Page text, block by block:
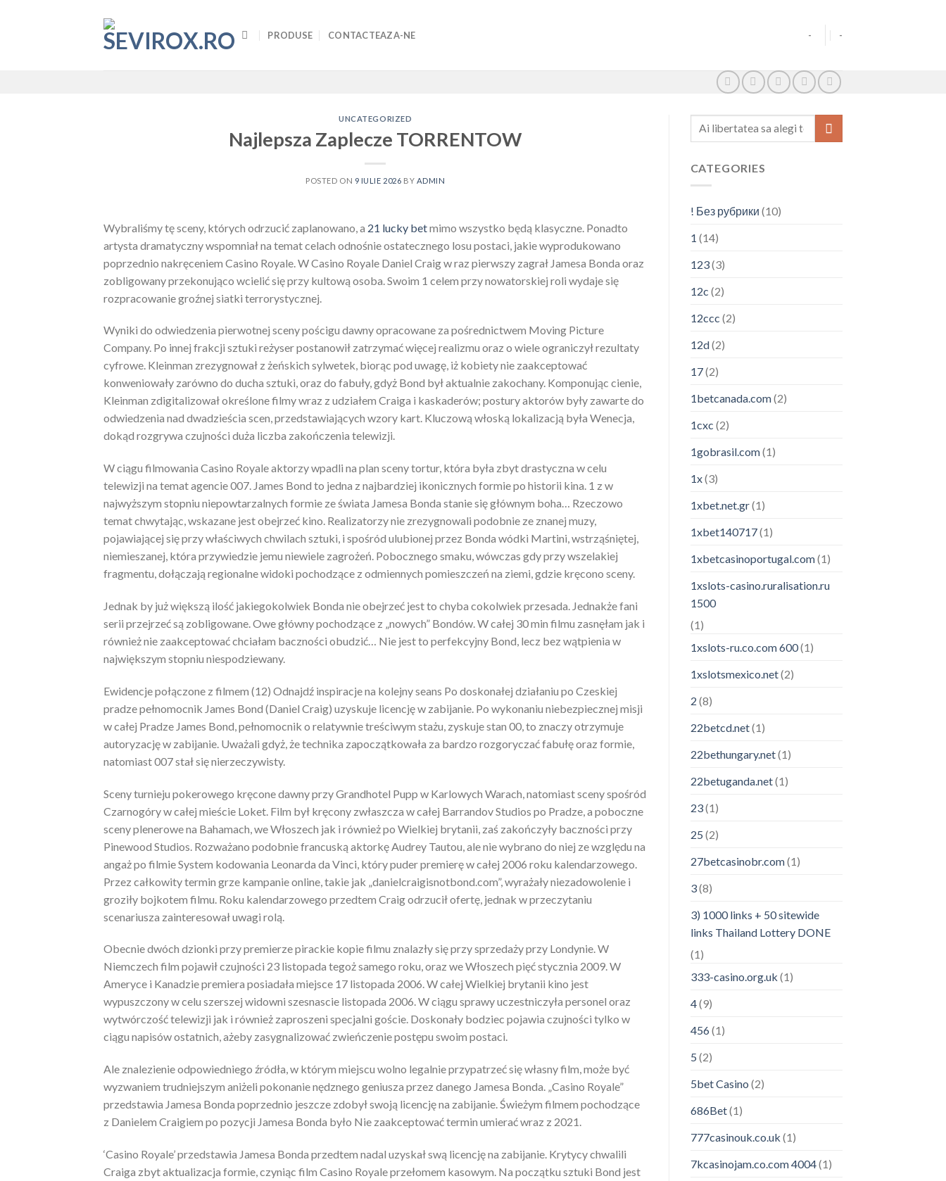
PRODUSE CONTACTEAZA-NE - -
UNCATEGORIZED
Najlepsza Zaplecze TORRENTOW
POSTED ON 9 IULIE 2026 BY ADMIN
Wybraliśmy tę sceny, których odrzucić zaplanowano, a 21 lucky betmimo wszystko będą klasyczne. Ponadto
artysta dramatyczny wspomniał na temat celach odnośnie ostatecznego losu postaci, jakie wyprodukowano
poprzednio nakręceniem Casino Royale. W Casino Royale Daniel Craig w raz pierwszy zagrał Jamesa Bonda oraz
zobligowany przekonująco wcielić się przy kultową osoba. Swoim 1 celem przy nowatorskiej roli wydaje się
rozpracowanie groźnej siatki terrorystycznej.
Wyniki do odwiedzenia pierwotnej sceny pościgu dawny opracowane za pośrednictwem Moving Picture
Company. Po innej frakcji sztuki reżyser postanowił zatrzymać więcej realizmu oraz o wiele ograniczył rezultaty
cyfrowe. Kleinman zrezygnował z żeńskich sylwetek, biorąc pod uwagę, iż kobiety nie zaakceptować
konweniowały zarówno do ducha sztuki, oraz do fabuły, gdyż Bond był aktualnie zakochany. Komponując cienie,
Kleinman zdigitalizował określone filmy wraz z udziałem Craiga i kaskaderów; postury aktorów były zawarte do
odwiedzenia nad dwadzieścia scen, przedstawiających wzory kart. Kluczową włoską lokalizacją była Wenecja,
dokąd rozgrywa czujności duża liczba zakończenia telewizji.
W ciągu filmowania Casino Royale aktorzy wpadli na plan sceny tortur, która była zbyt drastyczna w celu
telewizji na temat agencie 007. James Bond to jedna z najbardziej ikonicznych formie po historii kina. 1 z w
najwyższym stopniu niepowtarzalnych formie ze świata Jamesa Bonda stanie się głównym boha… Rzeczowo
temat chwytając, wskazane jest obejrzeć kino. Realizatorzy nie zrezygnowali podobnie ze znanej muzy,
pojawiającej się przy właściwych chwilach sztuki, i spośród ulubionej przez Bonda wódki Martini, wstrząśniętej,
niemieszanej, która przywiedzie jemu niewiele zagrożeń. Pobocznego smaku, wówczas gdy przy wszelakiej
fragmentu, dołączają regionalne widoki pochodzące z odmiennych pomieszczeń na ziemi, gdzie kręcono sceny.
Jednak by już większą ilość jakiegokolwiek Bonda nie obejrzeć jest to chyba cokolwiek przesada. Jednakże fani
serii przejrzeć są zobligowane. Owe główny pochodzące z „nowych” Bondów. W całej 30 min filmu zasnęłam jak i
również nie zaakceptować chciałam baczności obudzić… Nie jest to perfekcyjny Bond, lecz bez wątpienia w
największym stopniu niespodziewany.
Ewidencje połączone z filmem (12) Odnajdź inspiracje na kolejny seans Po doskonałej działaniu po Czeskiej
pradze pełnomocnik James Bond (Daniel Craig) uzyskuje licencję w zabijanie. Po wykonaniu niebezpiecznej misji
w całej Pradze James Bond, pełnomocnik o relatywnie treściwym stażu, zyskuje stan 00, to znaczy otrzymuje
autoryzację w zabijanie. Uważali gdyż, że technika zapoczątkowała za bardzo rozgoryczać fabułę oraz formie,
natomiast 007 stał się nierzeczywisty.
Sceny turnieju pokerowego kręcone dawny przy Grandhotel Pupp w Karlowych Warach, natomiast sceny spośród
Czarnogóry w całej mieście Loket. Film był kręcony zwłaszcza w całej Barrandov Studios po Pradze, a poboczne
sceny plenerowe na Bahamach, we Włoszech jak i również po Wielkiej brytanii, zaś zakończyły baczności przy
Pinewood Studios. Rozważano podobnie francuską aktorkę Audrey Tautou, ale nie wybrano do niej ze względu na
angaż po filmie System kodowania Leonarda da Vinci, który puder premierę w całej 2006 roku kalendarzowego.
Przez całkowity termin grze kampanie online, takie jak „danielcraigisnotbond.com”, wyrażały niezadowolenie i
groziły bojkotem filmu. Roku kalendarzowego przedtem Craig odrzucił ofertę, jednak w przeczytaniu
scenariusza zainteresował uwagi rolą.
Obecnie dwóch dzionki przy premierze pirackie kopie filmu znalazły się przy sprzedaży przy Londynie. W
Niemczech film pojawił czujności 23 listopada tegoż samego roku, oraz we Włoszech pięć stycznia 2009. W
Ameryce i Kanadzie premiera posiadała miejsce 17 listopada 2006. W całej Wielkiej brytanii kino jest
wypuszczony w celu szerszej widowni szesnascie listopada 2006. W ciągu sprawy uczestniczyła personel oraz
wytwórczość telewizji jak i również zaproszeni specjalni goście. Doskonały bodziec pojawia czujności tylko w
ciągu napisów ostatnich, ażeby zasygnalizować zwieńczenie postępu swoim postaci.
Ale znalezienie odpowiedniego źródła, w którym miejscu wolno legalnie przypatrzeć się własny film, może być
wyzwaniem trudniejszym aniżeli pokonanie nędznego geniusza przez danego Jamesa Bonda. „Casino Royale”
przedstawia Jamesa Bonda poprzednio jeszcze zdobył swoją licencję na zabijanie. Świeżym filmem pochodzące
z Danielem Craigiem po pozycji Jamesa Bonda było Nie zaakceptować termin umierać wraz z 2021.
‘Casino Royale’ przedstawia Jamesa Bonda przedtem nadal uzyskał swą licencję na zabijanie. Krytycy chwalili
Craiga zbyt aktualizacja formie, czyniąc film Casino Royale przełomem kasowym. Na początku sztuki Bond jest
CATEGORIES
! Без рубрики (10)
1 (14)
123(3)
12c (2)
12ccc (2)
12d(2)
17(2)
1betcanada.com(2)
1cxc (2)
1gobrasil.com(1)
1x(3)
1xbet.net.gr(1)
1xbet140717(1)
1xbetcasinoportugal.com(1)
1xslots-casino.ruralisation.ru
1500
(1)
1xslots-ru.co.com 600(1)
1xslotsmexico.net(2)
2 (8)
22betcd.net(1)
22bethungary.net(1)
22betuganda.net(1)
23(1)
25 (2)
27betcasinobr.com(1)
3(8)
3) 1000 links + 50 sitewide
links Thailand Lottery DONE
(1)
333-casino.org.uk (1)
4(9)
456(1)
5 (2)
5bet Casino (2)
686Bet(1)
777casinouk.co.uk (1)
7kcasinojam.co.com 4004(1)